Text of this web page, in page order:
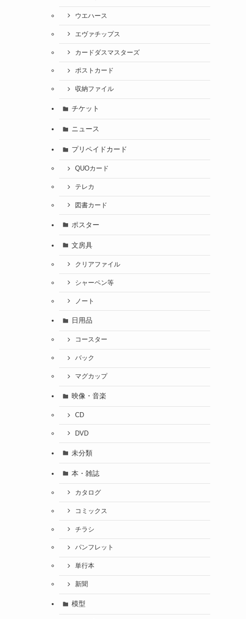
ウエハース
エヴァチップス
カードダスマスターズ
ポストカード
収納ファイル
チケット
ニュース
プリペイドカード
QUOカード
テレカ
図書カード
ポスター
文房具
クリアファイル
シャーペン等
ノート
日用品
コースター
バック
マグカップ
映像・音楽
CD
DVD
未分類
本・雑誌
カタログ
コミックス
チラシ
パンフレット
単行本
新聞
模型